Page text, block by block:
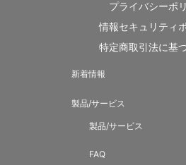
プライバシーポ
情報セキュリティ
特定商取引法に基
新着情報
製品/サービス
製品/サービス
FAQ